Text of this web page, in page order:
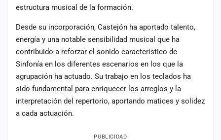
estructura musical de la formación.
Desde su incorporación, Castejón ha aportado talento,
energía y una notable sensibilidad musical que ha
contribuido a reforzar el sonido característico de
Sinfonía en los diferentes escenarios en los que la
agrupación ha actuado. Su trabajo en los teclados ha
sido fundamental para enriquecer los arreglos y la
interpretación del repertorio, aportando matices y solidez
a cada actuación.
PUBLICIDAD
Componentes
Agencias
Rankings
Vídeos